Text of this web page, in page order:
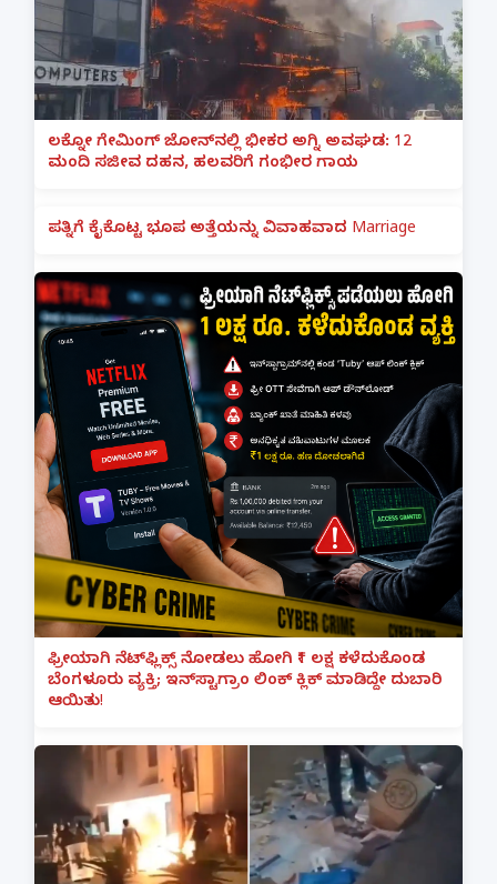
ಲಕ್ನೋ ಗೇಮಿಂಗ್ ಜೋನ್‌ನಲ್ಲಿ ಭೀಕರ ಅಗ್ನಿ ಅವಘಡ: 12
ಮಂದಿ ಸಜೀವ ದಹನ, ಹಲವರಿಗೆ ಗಂಭೀರ ಗಾಯ
ಪತ್ನಿಗೆ ಕೈಕೊಟ್ಟ ಭೂಪ ಅತ್ತೆಯನ್ನು ವಿವಾಹವಾದ Marriage
ಫ್ರೀಯಾಗಿ ನೆಟ್‌ಫ್ಲಿಕ್ಸ್ ನೋಡಲು ಹೋಗಿ ₹1 ಲಕ್ಷ ಕಳೆದುಕೊಂಡ
ಬೆಂಗಳೂರು ವ್ಯಕ್ತಿ; ಇನ್‌ಸ್ಟಾಗ್ರಾಂ ಲಿಂಕ್ ಕ್ಲಿಕ್ ಮಾಡಿದ್ದೇ ದುಬಾರಿ
ಆಯಿತು!